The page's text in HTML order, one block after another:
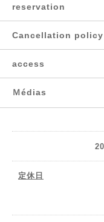
reservation
Cancellation policy
access
Ｍédias
定休日